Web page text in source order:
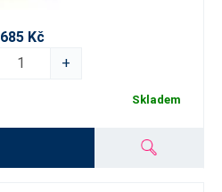
685 Kč
+
Skladem